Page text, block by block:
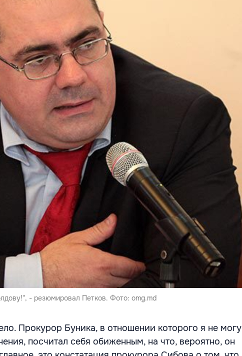
- резюмировал Петков. Фото: omg.md
Прокурор Буника, в отношении которого я не могу
посчитал себя обиженным, на что, вероятно, он